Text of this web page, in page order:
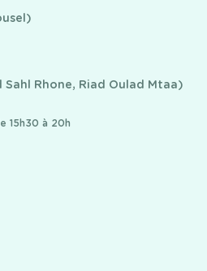
Rhone, Riad Oulad Mtaa)
15h30 à 20h